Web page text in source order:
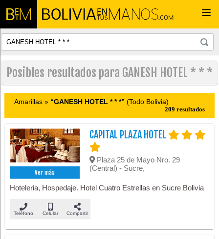
Posibles resultados para GANESH HOTEL * * *
Amarillas » “GANESH HOTEL * * *” (Todo Bolivia)
209 resultados
Ver más
CAPITAL PLAZA HOTEL
Plaza 25 de Mayo Nro. 29
(Central) - Sucre,
Hoteleria, Hospedaje. Hotel Cuatro Estrellas en Sucre Bolivia
Teléfono Celular Compartir